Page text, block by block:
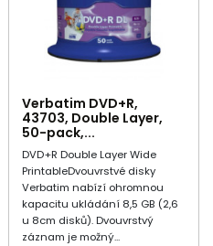
Verbatim DVD+R,
43703, Double Layer,
50-pack,...
DVD+R Double Layer Wide
PrintableDvouvrstvé disky
Verbatim nabízí ohromnou
kapacitu ukládání 8,5 GB (2,6
u 8cm disků). Dvouvrstvý
záznam je možný...